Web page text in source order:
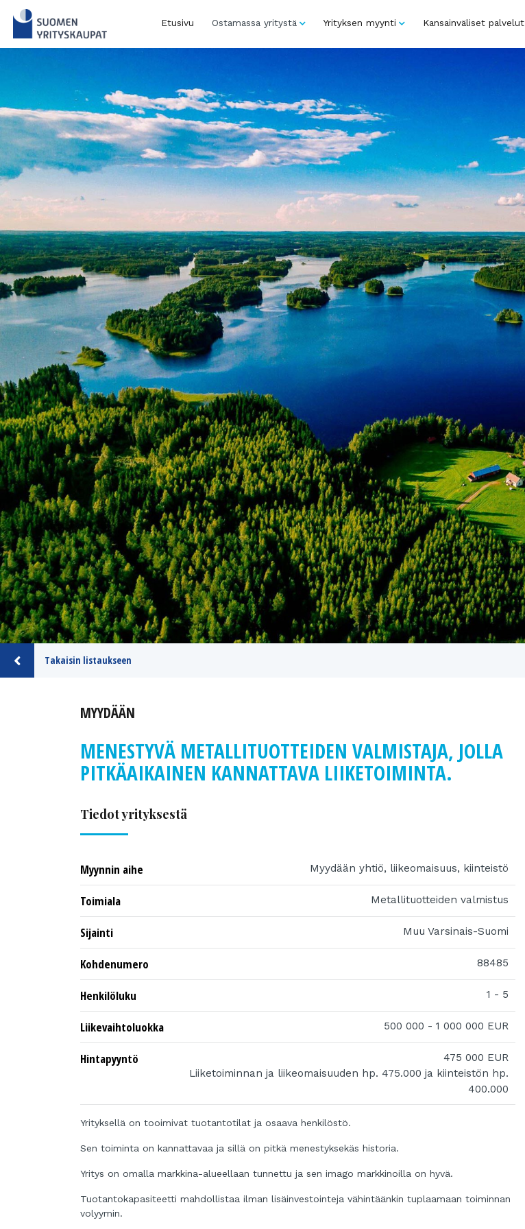
Etusivu Ostamassa yritystä Yrityksen myynti Kansainväliset palvelut
Takaisin listaukseen
MYYDÄÄN
MENESTYVÄ METALLITUOTTEIDEN VALMISTAJA, JOLLA
PITKÄAIKAINEN KANNATTAVA LIIKETOIMINTA.
Tiedot yrityksestä
Myynnin aihe Myydään yhtiö, liikeomaisuus, kiinteistö
Toimiala Metallituotteiden valmistus
Sijainti Muu Varsinais-Suomi
Kohdenumero 88485
Henkilöluku 1 - 5
Liikevaihtoluokka 500 000 - 1 000 000 EUR
Hintapyyntö
475 000 EUR
Liiketoiminnan ja liikeomaisuuden hp. 475.000 ja kiinteistön hp.
400.000
Yrityksellä on tooimivat tuotantotilat ja osaava henkilöstö.
Sen toiminta on kannattavaa ja sillä on pitkä menestyksekäs historia.
Yritys on omalla markkina-alueellaan tunnettu ja sen imago markkinoilla on hyvä.
Tuotantokapasiteetti mahdollistaa ilman lisäinvestointeja vähintäänkin tuplaamaan toiminnan
volyymin.